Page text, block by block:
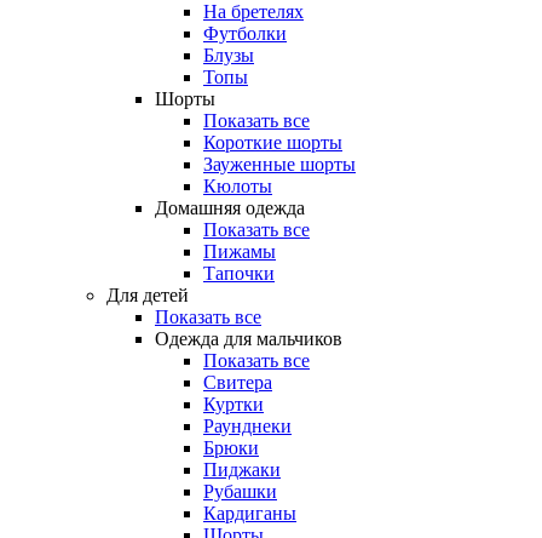
На бретелях
Футболки
Блузы
Топы
Шорты
Показать все
Короткие шорты
Зауженные шорты
Кюлоты
Домашняя одежда
Показать все
Пижамы
Тапочки
Для детей
Показать все
Одежда для мальчиков
Показать все
Свитера
Куртки
Раунднеки
Брюки
Пиджаки
Рубашки
Кардиганы